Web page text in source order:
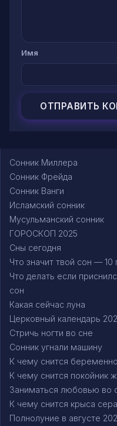
Имя
Сонник Миллера
Сонник Фрейда
Сонник Ванги
Исламский сонник
Мусульманский сонник
ГОРОСКОП 2025
Сны сегодня
Что значит твой сон — 10
Что делать если
сон
Какая сейчас луна
Церковный календарь
Стричь ногти во сне
Сонник угнали машину
К чему снится
К чему снится покойник
Заниматься любовью во
К чему снится крыса
Полнолуние в августе